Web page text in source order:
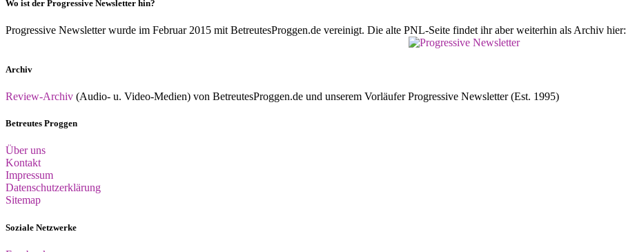
Wo ist der Progressive Newsletter hin?
Progressive Newsletter wurde im Februar 2015 mit BetreutesProggen.de vereinigt. Die alte PNL-Seite findet ihr aber weiterhin als Archiv hier:
Archiv
Review-Archiv (Audio- u. Video-Medien) von BetreutesProggen.de und unserem Vorläufer Progressive Newsletter (Est. 1995)
Betreutes Proggen
Über uns
Kontakt
Impressum
Datenschutzerklärung
Sitemap
Soziale Netzwerke